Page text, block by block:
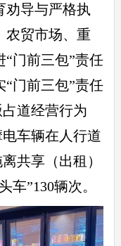
劝导与严格执
农贸市场、重
“门前三包”责任
门前三包”责任
道经营行为
车辆在人行道
共享（出租）
车”130辆次。